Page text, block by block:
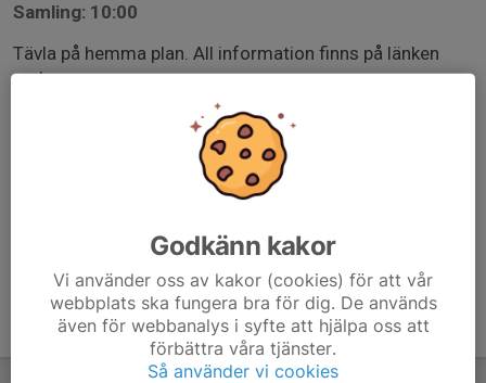
Samling: 10:00
Tävla på hemma plan. All information finns på länken
nedan
easyrecord.se/info?c=LGbEAA
Godkänn kakor
Vi använder oss av kakor (cookies) för att vår
webbplats ska fungera bra för dig. De används
även för webbanalys i syfte att hjälpa oss att
förbättra våra tjänster.
Så använder vi cookies